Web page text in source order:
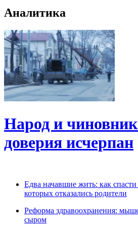
Аналитика
Народ и
доверия исчерпан
Едва начавшие жить: как
которых отказались родители
Реформа здравоохранения:
сыром